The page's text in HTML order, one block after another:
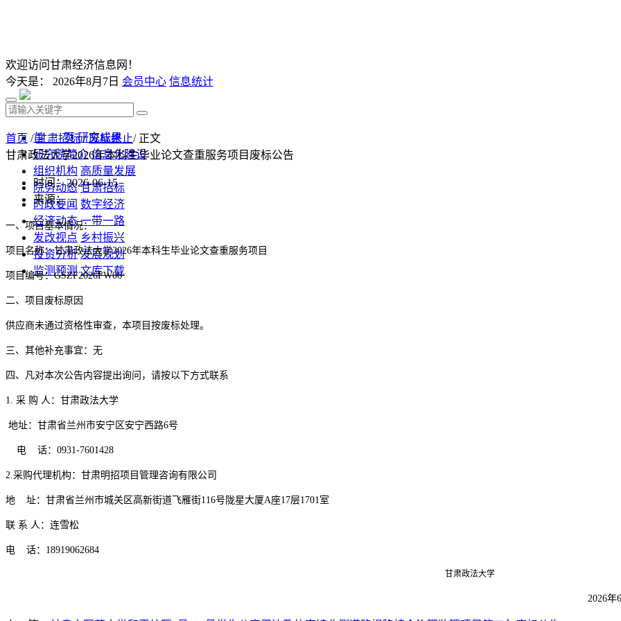
欢迎访问甘肃经济信息网！
今天是： 2026年8月7日 会员中心 信息统计
首 页 研究成果
研究院简介 信息化建设
组织机构 高质量发展
院务动态 甘肃招标
时政要闻 数字经济
经济动态 一带一路
发改视点 乡村振兴
投资分析 发展规划
监测预测 文库下载
首页 /甘肃招标/废标终止/ 正文
甘肃政法大学2026年本科生毕业论文查重服务项目废标公告
时间：2026-06-15
来源：
一、项目基本情况：
项目名称：甘肃政法大学2026年本科生毕业论文查重服务项目
项目编号：GSZF2026FW06
二、项目废标原因
供应商未通过资格性审查， 本项目 按废标处理。
三、 其他补充事宜：无
四、 凡对本次公告内容提出询问，请按以下方式联系
1. 采 购 人： 甘肃政法大学
地址：甘肃省兰州市安宁区安宁西路6号
电 话： 0931-7601428
2.采购代理机构：甘肃明招项目管理咨询有限公司
地 址： 甘肃省兰州市城关区高新街道飞雁街116号陇星大厦A座17层1701室
联 系 人： 连雪松
电 话： 18919062684
甘肃政法大学
2026年6